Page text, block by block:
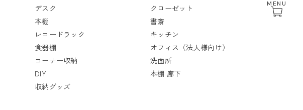
デスク
本棚
レコードラック
食器棚
コーナー収納
DIY
収納グッズ
クローゼット
書斎
キッチン
オフィス（法人様向け）
洗面所
本棚 廊下
MENU